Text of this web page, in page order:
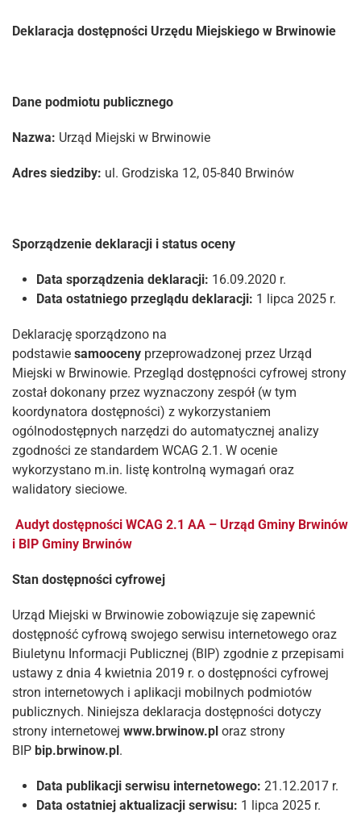
Deklaracja dostępności Urzędu Miejskiego w Brwinowie
Dane podmiotu publicznego
Nazwa: Urząd Miejski w Brwinowie
Adres siedziby: ul. Grodziska 12, 05-840 Brwinów
Sporządzenie deklaracji i status oceny
Data sporządzenia deklaracji: 16.09.2020 r.
Data ostatniego przeglądu deklaracji: 1 lipca 2025 r.
Deklarację sporządzono na
podstawie samooceny przeprowadzonej przez Urząd
Miejski w Brwinowie. Przegląd dostępności cyfrowej strony
został dokonany przez wyznaczony zespół (w tym
koordynatora dostępności) z wykorzystaniem
ogólnodostępnych narzędzi do automatycznej analizy
zgodności ze standardem WCAG 2.1. W ocenie
wykorzystano m.in. listę kontrolną wymagań oraz
walidatory sieciowe.
Audyt dostępności WCAG 2.1 AA – Urząd Gminy Brwinów
i BIP Gminy Brwinów
Stan dostępności cyfrowej
Urząd Miejski w Brwinowie zobowiązuje się zapewnić
dostępność cyfrową swojego serwisu internetowego oraz
Biuletynu Informacji Publicznej (BIP) zgodnie z przepisami
ustawy z dnia 4 kwietnia 2019 r. o dostępności cyfrowej
stron internetowych i aplikacji mobilnych podmiotów
publicznych. Niniejsza deklaracja dostępności dotyczy
strony internetowej www.brwinow.pl oraz strony
BIP bip.brwinow.pl.
Data publikacji serwisu internetowego: 21.12.2017 r.
Data ostatniej aktualizacji serwisu: 1 lipca 2025 r.